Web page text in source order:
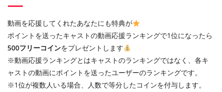
動画を応援してくれたあなたにも特典が
ポイントを送ったキャストの動画応援ランキングで1位になったら
500フリーコインをプレゼントします
※動画応援ランキングとはキャストのランキングではなく、各キ
ャストの動画にポイントを送ったユーザーのランキングです。
※1位が複数人いる場合、人数で等分したコインを付与します。